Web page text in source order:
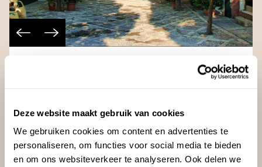
Deze website maakt gebruik van cookies
We gebruiken cookies om content en advertenties te
personaliseren, om functies voor social media te bieden
en om ons websiteverkeer te analyseren. Ook delen we
9 dagen
Fly & drives
Granada > Córdoba > Sevilla > airport
Cultuur
Natuur
Vanaf € 1.425,-